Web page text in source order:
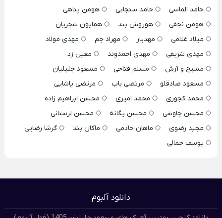
حامد الماسی
حامد سنجابی
هومن پناهی
هومن نجفی
هوروش بند
همایون شجریان
میلاد غلامی
مهدیار مهراد جم
مهدی مولاد
مهدی شریفی
مهدی احمدوند
معین زد
مسیح و آرش
مسلم فتاحی
مسعود جلیلیان
مسعود صادقلو
مرتضی باب
مرتضی پاشایی
محمد کجوری
محمد امیری
محسن ابراهیم زاده
محسن چاوشی
محسن یگانه
محسن لرستانی
مجید رضوی
ماهان خادمی ماکان بند
گرشا رضایی
یوسف جمالی
دانلود آلبوم